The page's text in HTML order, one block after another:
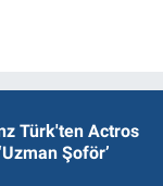
Türk'ten Actros
Şoför’